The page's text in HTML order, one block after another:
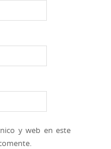
y web en este